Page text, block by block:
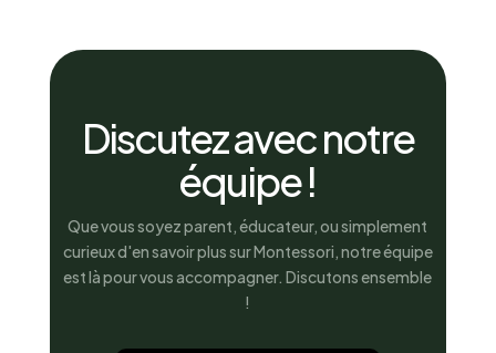
Discutez avec notre
équipe !
Que vous soyez parent, éducateur, ou simplement
curieux d'en savoir plus sur Montessori, notre équipe
est là pour vous accompagner. Discutons ensemble
!